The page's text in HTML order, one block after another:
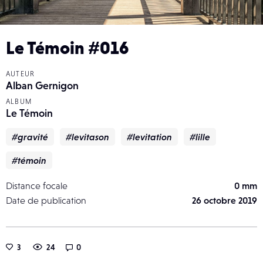
Le Témoin #016
AUTEUR
Alban Gernigon
ALBUM
Le Témoin
#gravité #levitason #levitation #lille
#témoin
Distance focale
0 mm
Date de publication
26 octobre 2019
3 24 0